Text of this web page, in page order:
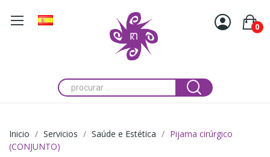
0
Inicio Servicios Saúde e Estética
Pijama cirúrgico
(CONJUNTO)